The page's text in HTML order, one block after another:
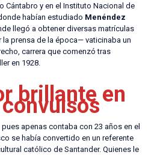
Cántabro y en el Instituto Nacional de
habían estudiado Menéndez
llegó a obtener diversas matrículas
prensa de la época— vaticinaba un
carrera que comenzó tras
en 1928.
brillante en
apenas contaba con 23 años en el
se había convertido en un referente
católico de Santander. Quienes le